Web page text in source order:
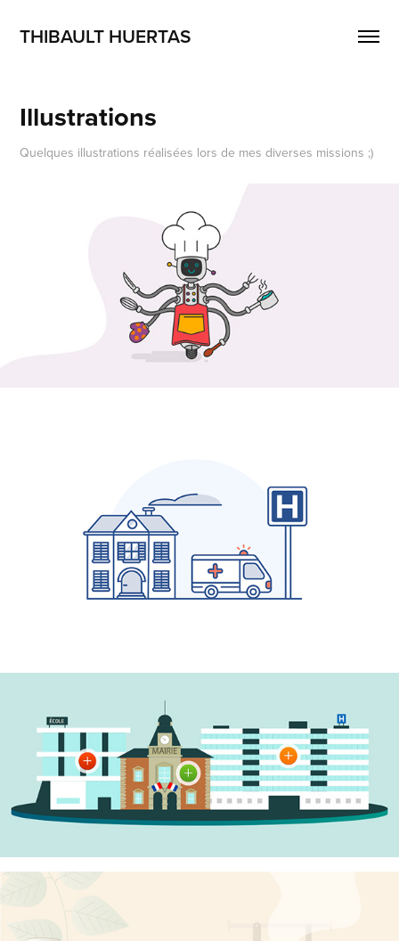
THIBAULT HUERTAS
Illustrations
Quelques illustrations réalisées lors de mes diverses missions ;)